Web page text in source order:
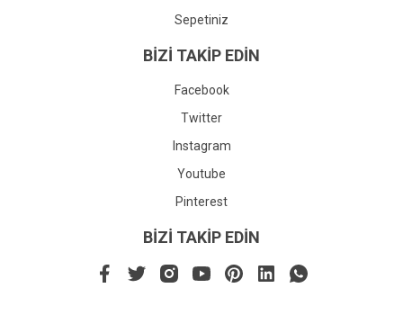
Sepetiniz
BİZİ TAKİP EDİN
Facebook
Twitter
Instagram
Youtube
Pinterest
BİZİ TAKİP EDİN